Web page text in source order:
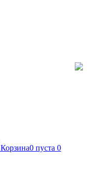
Корзина0 пуста 0